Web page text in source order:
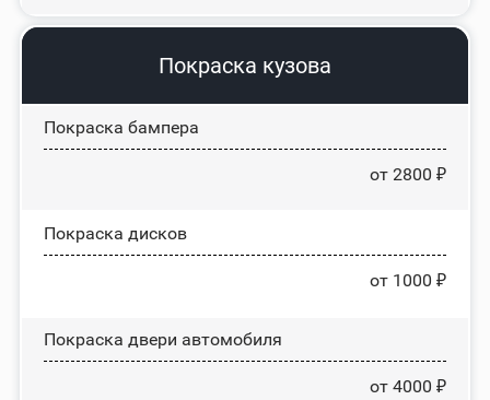
Покраска кузова
Покраска бампера
от 2800 ₽
Покраска дисков
от 1000 ₽
Покраска двери автомобиля
от 4000 ₽